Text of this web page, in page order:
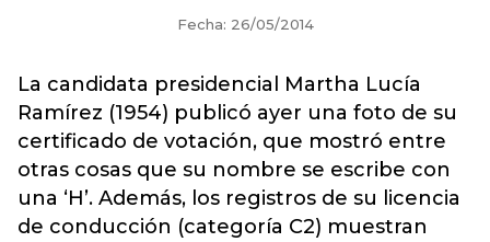
Fecha: 26/05/2014
La candidata presidencial Martha Lucía
Ramírez (1954) publicó ayer una foto de su
certificado de votación, que mostró entre
otras cosas que su nombre se escribe con
una ‘H’. Además, los registros de su licencia
de conducción (categoría C2) muestran